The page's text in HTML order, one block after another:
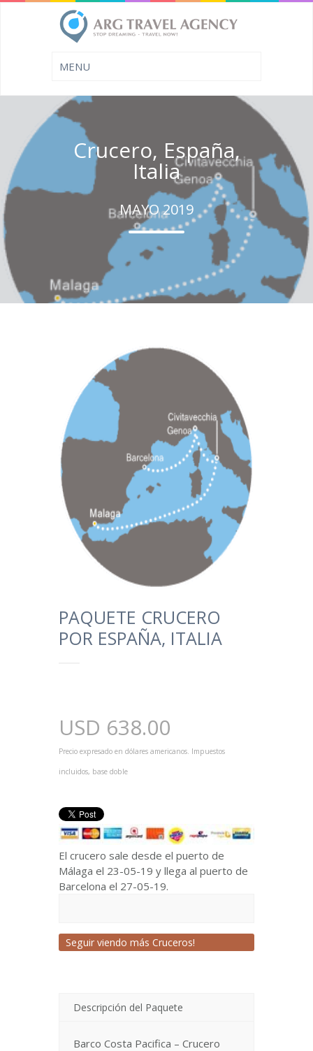
Crucero, España,
Italia
MAYO 2019
PAQUETE CRUCERO
POR ESPAÑA, ITALIA
USD 638.00
Precio expresado en dólares americanos. Impuestos
incluidos, base doble
El crucero sale desde el puerto de
Málaga el 23-05-19 y llega al puerto de
Barcelona el 27-05-19.
Seguir viendo más Cruceros!
Descripción del Paquete
Barco Costa Pacifica – Crucero